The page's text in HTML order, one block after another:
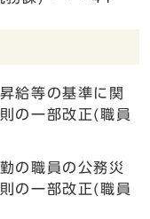
給等の基準に関
の一部改正(職員
の職員の公務災
の一部改正(職員